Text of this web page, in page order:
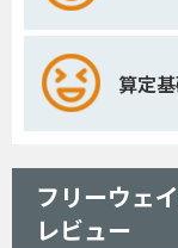
算定
フリーウェ
レビュー